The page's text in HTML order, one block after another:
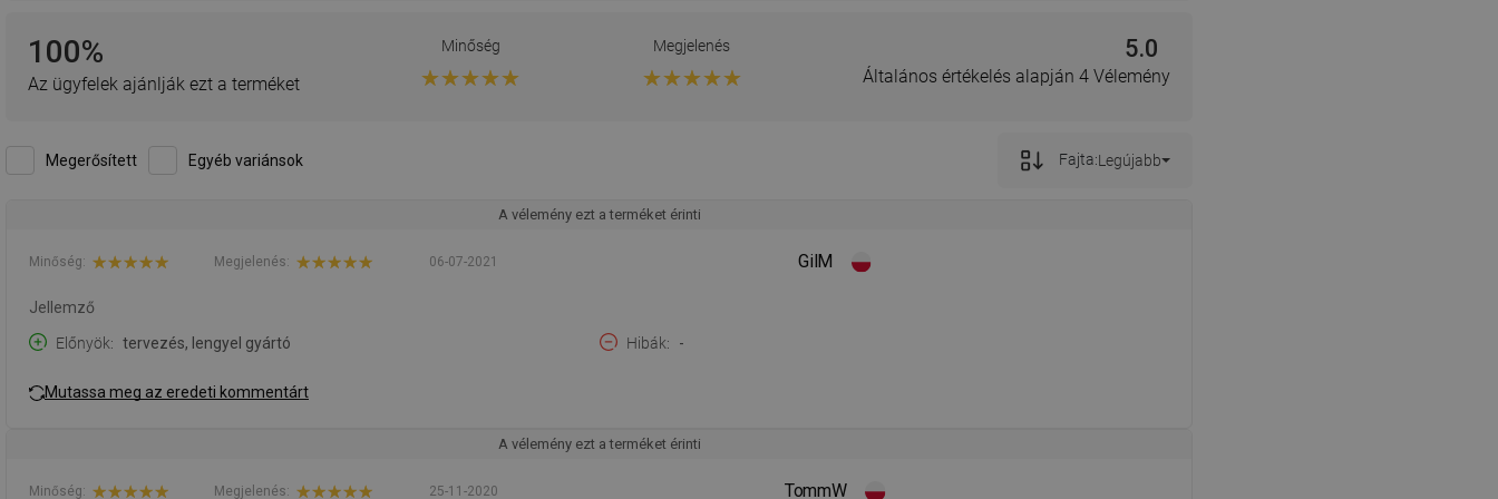
100%
Az ügyfelek ajánlják ezt a terméket
Minőség Megjelenés 5.0
Általános értékelés alapján 4 Vélemény
Megerősített Egyéb variánsok Fajta:Legújabb
A vélemény ezt a terméket érinti
GilM
06-07-2021
Minőség: Megjelenés:
Jellemző
Előnyök
tervezés, lengyel gyártó Hibák -
Mutassa meg az eredeti kommentárt
A vélemény ezt a terméket érinti
TommW
25-11-2020
Minőség: Megjelenés: